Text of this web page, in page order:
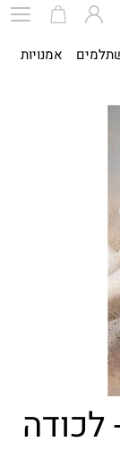
אמנויות
לכודה 2 - לכודה